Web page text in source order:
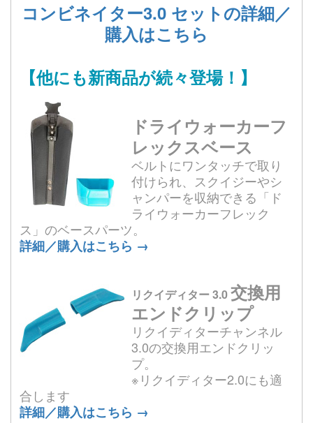
コンビネイター3.0 セットの詳細／
購入はこちら
【他にも新商品が続々登場！】
ドライウォーカーフ
レックスベース
ベルトにワンタッチで取り
付けられ、スクイジーやシ
ャンパーを収納できる「ド
ライウォーカーフレック
ス」のベースパーツ。
詳細／購入はこちら →
リクイディター 3.0交換用
エンドクリップ
リクイディターチャンネル
3.0の交換用エンドクリッ
プ。
※リクイディター2.0にも適
合します
詳細／購入はこちら →